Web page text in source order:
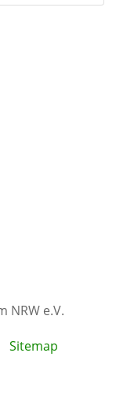
NRW e.V.
Sitemap